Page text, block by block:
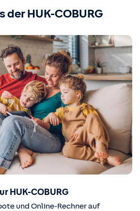
der HUK-COBURG
HUK-COBURG
und Online-Rechner auf